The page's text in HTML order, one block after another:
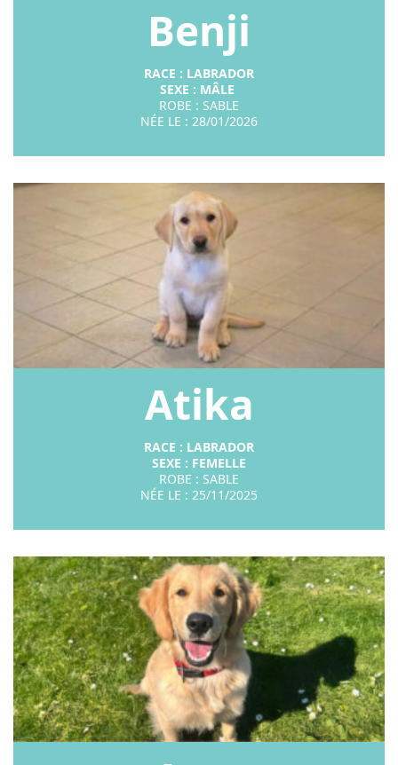
Benji
RACE : LABRADOR
SEXE : MÂLE
ROBE : SABLE
NÉE LE : 28/01/2026
Atika
RACE : LABRADOR
SEXE : FEMELLE
ROBE : SABLE
NÉE LE : 25/11/2025